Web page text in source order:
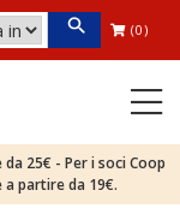
(0)
25€ - Per i soci Coop
partire da 19€.